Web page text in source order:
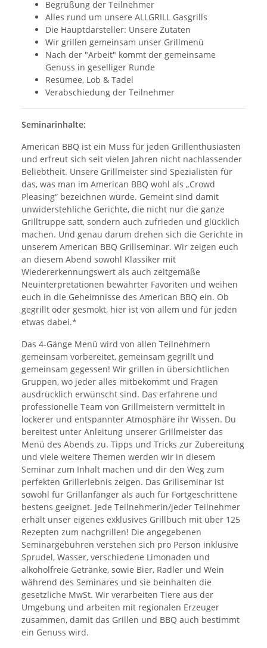
Begrüßung der Teilnehmer
Alles rund um unsere ALLGRILL Gasgrills
Die Hauptdarsteller: Unsere Zutaten
Wir grillen gemeinsam unser Grillmenü
Nach der "Arbeit" kommt der gemeinsame
Genuss in geselliger Runde
Resümee, Lob & Tadel
Verabschiedung der Teilnehmer
Seminarinhalte:
American BBQ ist ein Muss für jeden Grillenthusiasten
und erfreut sich seit vielen Jahren nicht nachlassender
Beliebtheit. Unsere Grillmeister sind Spezialisten für
das, was man im American BBQ wohl als „Crowd
Pleasing“ bezeichnen würde. Gemeint sind damit
unwiderstehliche Gerichte, die nicht nur die ganze
Grilltruppe satt, sondern auch zufrieden und glücklich
machen. Und genau darum drehen sich die Gerichte in
unserem American BBQ Grillseminar. Wir zeigen euch
an diesem Abend sowohl Klassiker mit
Wiedererkennungswert als auch zeitgemäße
Neuinterpretationen bewährter Favoriten und weihen
euch in die Geheimnisse des American BBQ ein. Ob
gegrillt oder gesmokt, hier ist von allem und für jeden
etwas dabei.*
Das 4-Gänge Menü wird von allen Teilnehmern
gemeinsam vorbereitet, gemeinsam gegrillt und
gemeinsam gegessen! Wir grillen in übersichtlichen
Gruppen, wo jeder alles mitbekommt und Fragen
ausdrücklich erwünscht sind. Das erfahrene und
professionelle Team von Grillmeistern vermittelt in
lockerer und entspannter Atmosphäre ihr Wissen. Du
bereitest unter Anleitung unserer Grillmeister das
Menü des Abends zu. Tipps und Tricks zur Zubereitung
und viele weitere Themen werden wir in diesem
Seminar zum Inhalt machen und dir den Weg zum
perfekten Grillerlebnis zeigen. Das Grillseminar ist
sowohl für Grillanfänger als auch für Fortgeschrittene
bestens geeignet. Jede Teilnehmerin/jeder Teilnehmer
erhält unser eigenes exklusives Grillbuch mit über 125
Rezepten zum nachgrillen! Die angegebenen
Seminargebühren verstehen sich pro Person inklusive
Sprudel, Wasser, verschiedene Limonaden und
alkoholfreie Getränke, sowie Bier, Radler und Wein
während des Seminares und sie beinhalten die
gesetzliche MwSt. Wir verarbeiten Tiere aus der
Umgebung und arbeiten mit regionalen Erzeuger
zusammen, damit das Grillen und BBQ auch bestimmt
ein Genuss wird.